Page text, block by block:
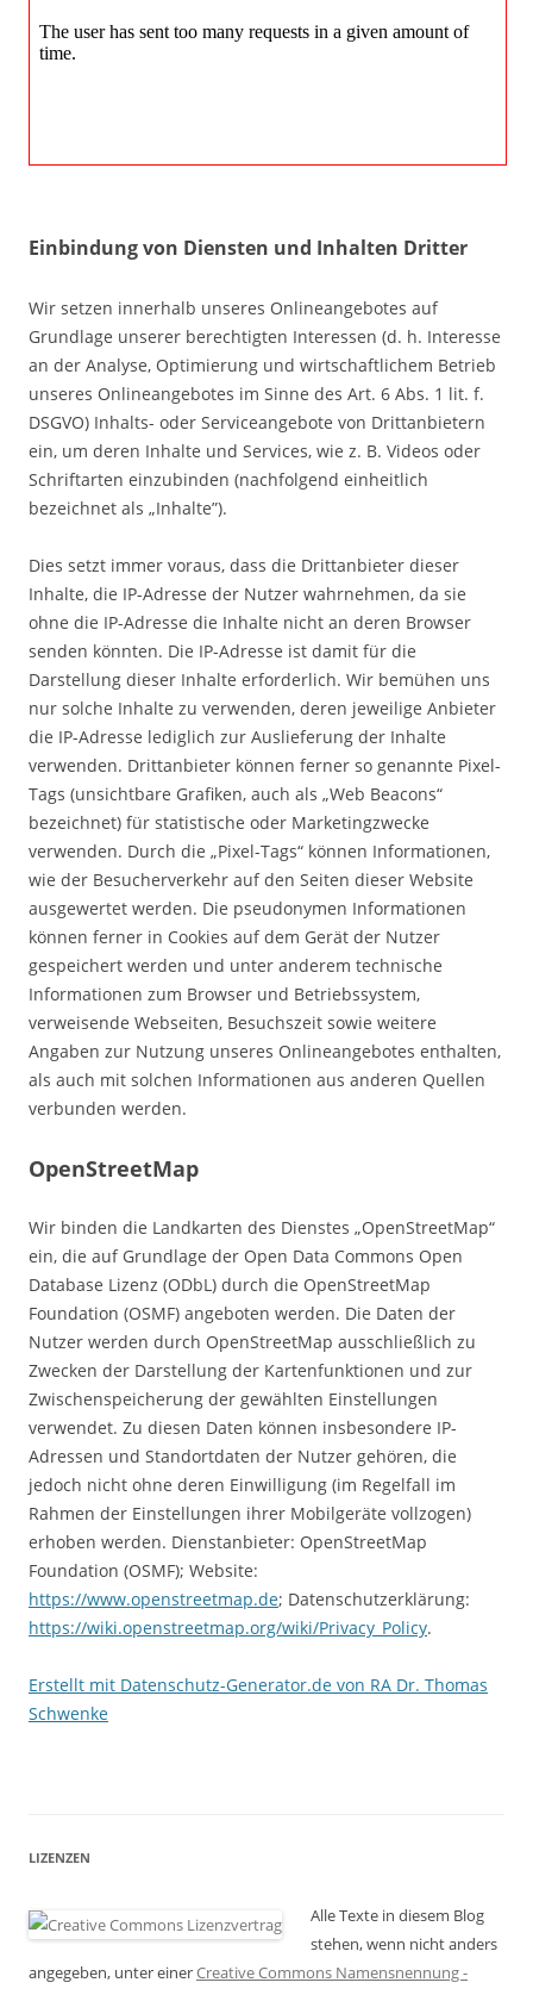
Einbindung von Diensten und Inhalten Dritter
Wir setzen innerhalb unseres Onlineangebotes auf
Grundlage unserer berechtigten Interessen (d. h. Interesse
an der Analyse, Optimierung und wirtschaftlichem Betrieb
unseres Onlineangebotes im Sinne des Art. 6 Abs. 1 lit. f.
DSGVO) Inhalts- oder Serviceangebote von Drittanbietern
ein, um deren Inhalte und Services, wie z. B. Videos oder
Schriftarten einzubinden (nachfolgend einheitlich
bezeichnet als „Inhalte”).
Dies setzt immer voraus, dass die Drittanbieter dieser
Inhalte, die IP-Adresse der Nutzer wahrnehmen, da sie
ohne die IP-Adresse die Inhalte nicht an deren Browser
senden könnten. Die IP-Adresse ist damit für die
Darstellung dieser Inhalte erforderlich. Wir bemühen uns
nur solche Inhalte zu verwenden, deren jeweilige Anbieter
die IP-Adresse lediglich zur Auslieferung der Inhalte
verwenden. Drittanbieter können ferner so genannte Pixel-
Tags (unsichtbare Grafiken, auch als „Web Beacons“
bezeichnet) für statistische oder Marketingzwecke
verwenden. Durch die „Pixel-Tags“ können Informationen,
wie der Besucherverkehr auf den Seiten dieser Website
ausgewertet werden. Die pseudonymen Informationen
können ferner in Cookies auf dem Gerät der Nutzer
gespeichert werden und unter anderem technische
Informationen zum Browser und Betriebssystem,
verweisende Webseiten, Besuchszeit sowie weitere
Angaben zur Nutzung unseres Onlineangebotes enthalten,
als auch mit solchen Informationen aus anderen Quellen
verbunden werden.
OpenStreetMap
Wir binden die Landkarten des Dienstes „OpenStreetMap“
ein, die auf Grundlage der Open Data Commons Open
Database Lizenz (ODbL) durch die OpenStreetMap
Foundation (OSMF) angeboten werden. Die Daten der
Nutzer werden durch OpenStreetMap ausschließlich zu
Zwecken der Darstellung der Kartenfunktionen und zur
Zwischenspeicherung der gewählten Einstellungen
verwendet. Zu diesen Daten können insbesondere IP-
Adressen und Standortdaten der Nutzer gehören, die
jedoch nicht ohne deren Einwilligung (im Regelfall im
Rahmen der Einstellungen ihrer Mobilgeräte vollzogen)
erhoben werden. Dienstanbieter: OpenStreetMap
Foundation (OSMF); Website:
https://www.openstreetmap.de; Datenschutzerklärung:
https://wiki.openstreetmap.org/wiki/Privacy_Policy.
Erstellt mit Datenschutz-Generator.de von RA Dr. Thomas
Schwenke
LIZENZEN
Alle Texte in diesem Blog
stehen, wenn nicht anders
angegeben, unter einerCreative Commons Namensnennung -